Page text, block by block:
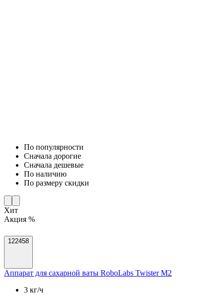
По популярности
Cначала дорогие
Cначала дешевые
По наличию
По размеру скидки
Хит
Акция %
122458
Аппарат для сахарной ваты RoboLabs Twister M2
3 кг/ч